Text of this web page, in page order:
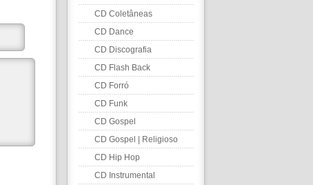
CD Coletâneas
CD Dance
CD Discografia
CD Flash Back
CD Forró
CD Funk
CD Gospel
CD Gospel | Religioso
CD Hip Hop
CD Instrumental